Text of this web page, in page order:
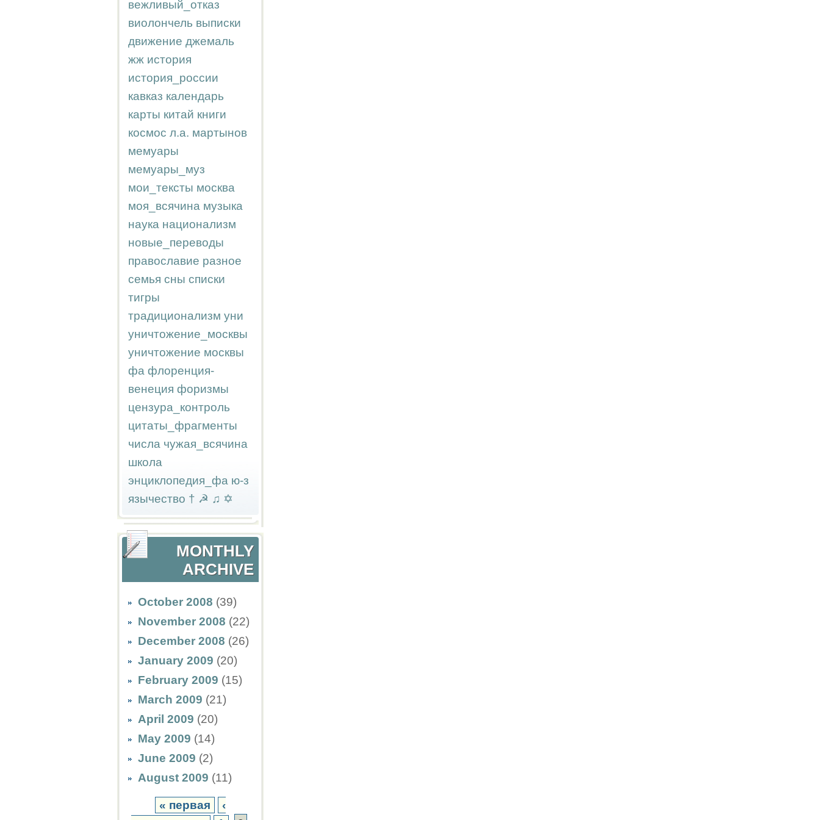
вежливый_отказ
виолончель выписки
движение джемаль
жж история
история_россии
кавказ календарь
карты китай книги
космос л.а. мартынов
мемуары
мемуары_муз
мои_тексты москва
моя_всячина музыка
наука национализм
новые_переводы
православие разное
семья сны списки
тигры
традиционализм уни
уничтожение_москвы
уничтожение москвы
фа флоренция-
венеция форизмы
цензура_контроль
цитаты_фрагменты
числа чужая_всячина
школа
энциклопедия_фа ю-з
язычество † ☭ ♫ ✡
MONTHLY
ARCHIVE
October 2008 (39)
November 2008 (22)
December 2008 (26)
January 2009 (20)
February 2009 (15)
March 2009 (21)
April 2009 (20)
May 2009 (14)
June 2009 (2)
August 2009 (11)
« первая
‹